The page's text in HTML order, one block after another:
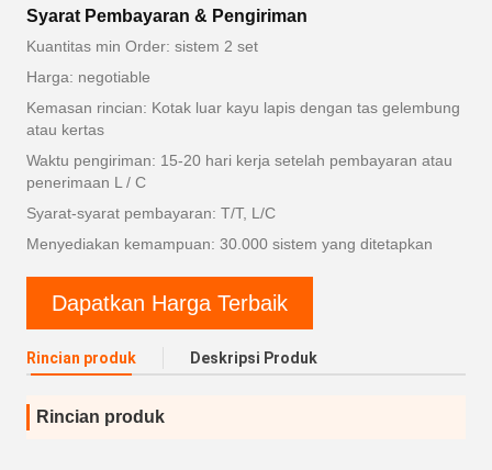
Syarat Pembayaran & Pengiriman
Kuantitas min Order: sistem 2 set
Harga: negotiable
Kemasan rincian: Kotak luar kayu lapis dengan tas gelembung
atau kertas
Waktu pengiriman: 15-20 hari kerja setelah pembayaran atau
penerimaan L / C
Syarat-syarat pembayaran: T/T, L/C
Menyediakan kemampuan: 30.000 sistem yang ditetapkan
Dapatkan Harga Terbaik
Rincian produk Deskripsi Produk
Rincian produk